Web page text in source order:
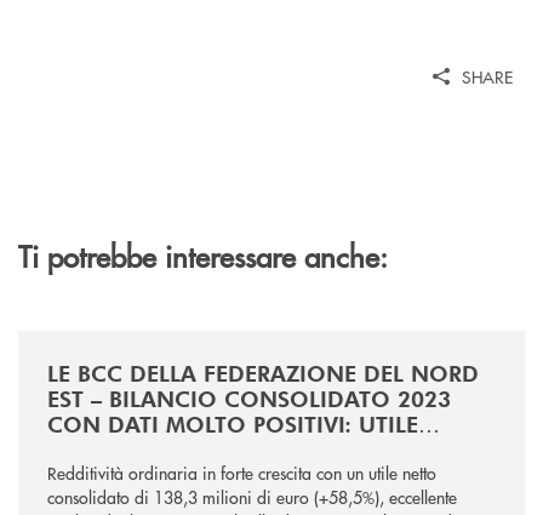
SHARE
Ti potrebbe interessare anche:
LE BCC DELLA FEDERAZIONE DEL NORD
EST – BILANCIO CONSOLIDATO 2023
CON DATI MOLTO POSITIVI: UTILE
(+58,5%), PRESTITI A FAMIGLIE E
IMPRESE pari a 6,2 mld di EURO (-3,7%),
Redditività ordinaria in forte crescita con un utile netto
consolidato di 138,3 milioni di euro (+58,5%), eccellente